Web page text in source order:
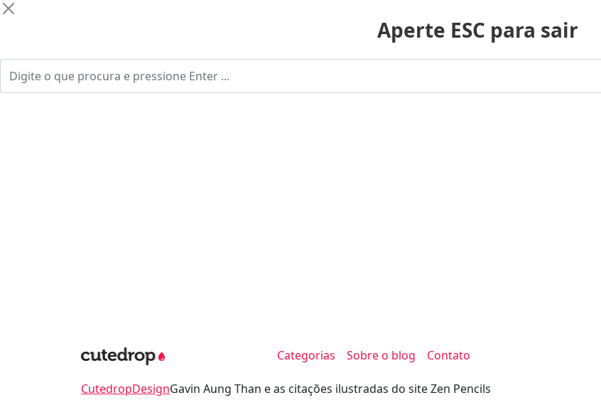
Aperte ESC para sair
Categorias Sobre o blog Contato
CutedropDesignGavin Aung Than e as citações ilustradas do site Zen Pencils